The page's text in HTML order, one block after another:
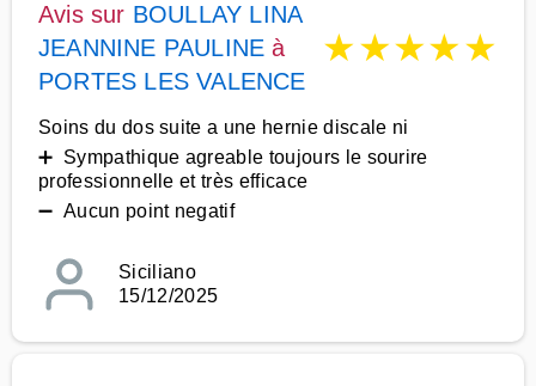
Avis sur BOULLAY LINA
JEANNINE PAULINE à
PORTES LES VALENCE
★★★★★
Soins du dos suite a une hernie discale ni
➕ Sympathique agreable toujours le sourire
professionnelle et très efficace
➖ Aucun point negatif
Siciliano
15/12/2025